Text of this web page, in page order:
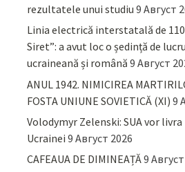
rezultatele unui studiu 9 Август
Linia electrică interstatală de 110
Siret”: a avut loc o ședință de
ucraineană și română 9 Август
ANUL 1942. NIMICIREA
FOSTA UNIUNE SOVIETICĂ (XI) 9
Volodymyr Zelenski: SUA vor
Ucrainei 9 Август 2026
CAFEAUA DE DIMINEAȚĂ9